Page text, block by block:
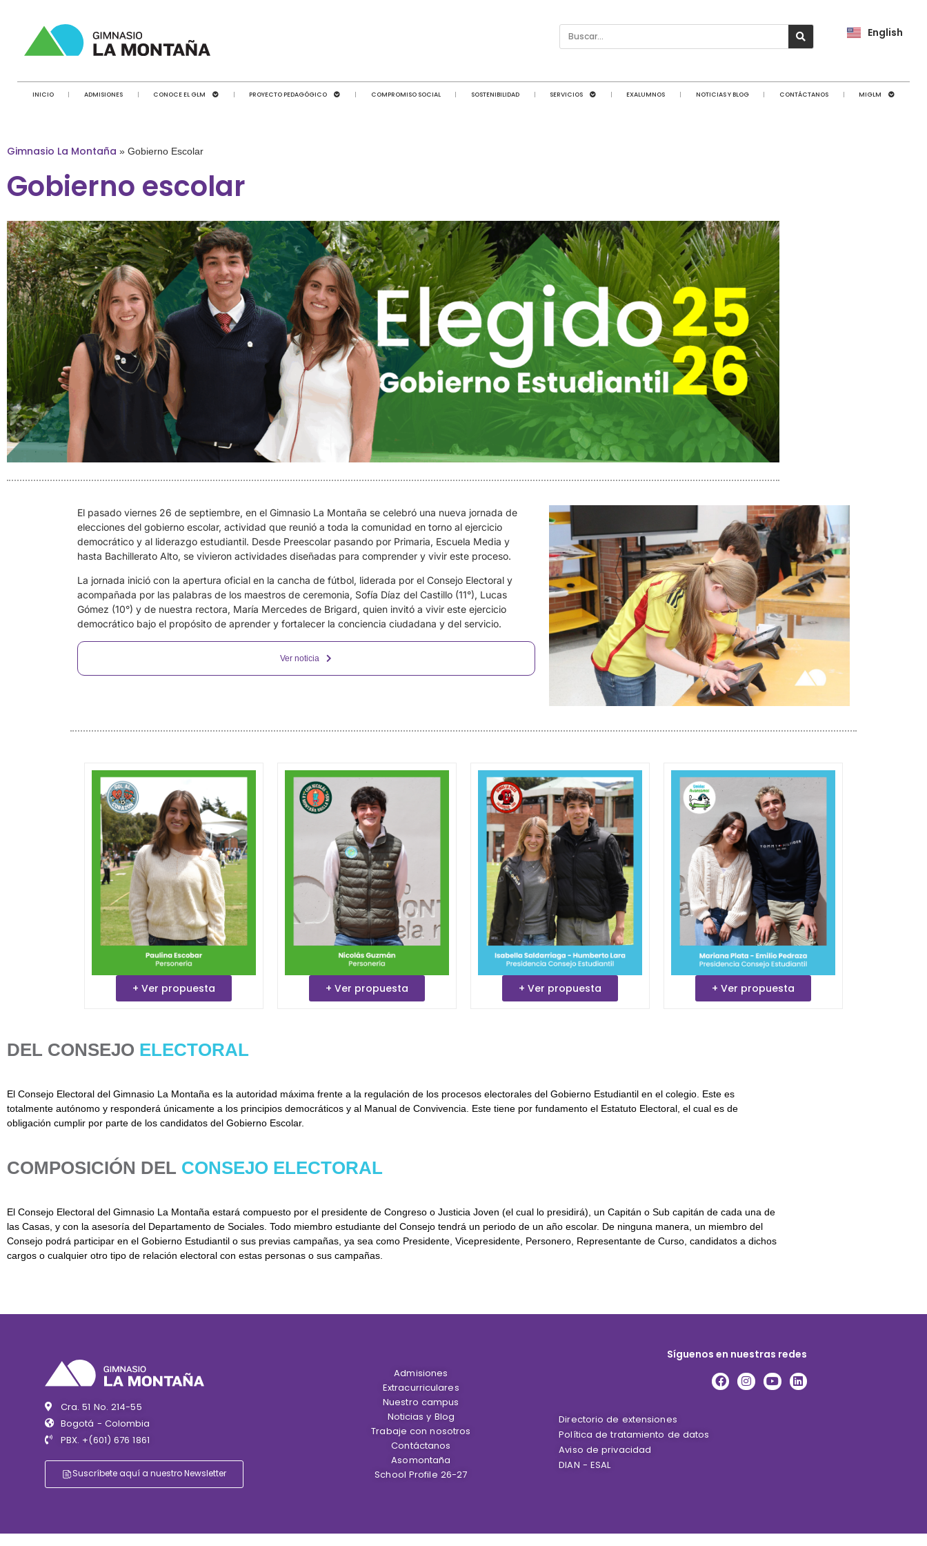
English
INICIO ADMISIONES CONOCE EL GLM PROYECTO PEDAGÓGICO COMPROMISO SOCIAL SOSTENIBILIDAD SERVICIOS EXALUMNOS NOTICIAS Y BLOG CONTÁCTANOS MIGLM
Gimnasio La Montaña » Gobierno Escolar
Gobierno escolar
El pasado viernes 26 de septiembre, en el Gimnasio La Montaña se celebró una nueva jornada de
elecciones del gobierno escolar, actividad que reunió a toda la comunidad en torno al ejercicio
democrático y al liderazgo estudiantil. Desde Preescolar pasando por Primaria, Escuela Media y
hasta Bachillerato Alto, se vivieron actividades diseñadas para comprender y vivir este proceso.
La jornada inició con la apertura oficial en la cancha de fútbol, liderada por el Consejo Electoral y
acompañada por las palabras de los maestros de ceremonia, Sofía Díaz del Castillo (11°), Lucas
Gómez (10°) y de nuestra rectora, María Mercedes de Brigard, quien invitó a vivir este ejercicio
democrático bajo el propósito de aprender y fortalecer la conciencia ciudadana y del servicio.
Ver noticia
+ Ver propuesta + Ver propuesta + Ver propuesta + Ver propuesta
DEL CONSEJO ELECTORAL
El Consejo Electoral del Gimnasio La Montaña es la autoridad máxima frente a la regulación de los procesos electorales del Gobierno Estudiantil en el colegio. Este es
totalmente autónomo y responderá únicamente a los principios democráticos y al Manual de Convivencia. Este tiene por fundamento el Estatuto Electoral, el cual es de
obligación cumplir por parte de los candidatos del Gobierno Escolar.
COMPOSICIÓN DEL CONSEJO ELECTORAL
El Consejo Electoral del Gimnasio La Montaña estará compuesto por el presidente de Congreso o Justicia Joven (el cual lo presidirá), un Capitán o Sub capitán de cada una de
las Casas, y con la asesoría del Departamento de Sociales. Todo miembro estudiante del Consejo tendrá un periodo de un año escolar. De ninguna manera, un miembro del
Consejo podrá participar en el Gobierno Estudiantil o sus previas campañas, ya sea como Presidente, Vicepresidente, Personero, Representante de Curso, candidatos a dichos
cargos o cualquier otro tipo de relación electoral con estas personas o sus campañas.
Cra. 51 No. 214-55
Bogotá - Colombia
PBX. +(601) 676 1861
Suscríbete aquí a nuestro Newsletter
Admisiones
Extracurriculares
Nuestro campus
Noticias y Blog
Trabaje con nosotros
Contáctanos
Asomontaña
School Profile 26-27
Síguenos en nuestras redes
Directorio de extensiones
Política de tratamiento de datos
Aviso de privacidad
DIAN - ESAL